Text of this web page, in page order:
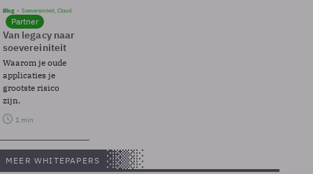
Blog Soevereinteit, Cloud
Partner
Van legacy naar
soevereiniteit
Waarom je oude
applicaties je
grootste risico
zijn.
1 min
MEER WHITEPAPERS